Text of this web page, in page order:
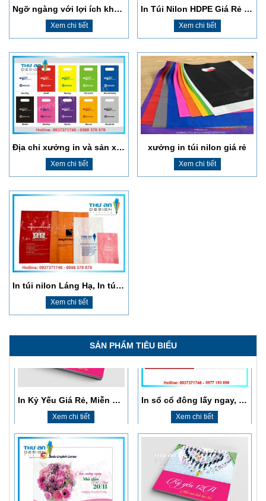
Ngỡ ngàng với lợi ích không ngờ của việc in túi nilon trong chiến lược kinh doanh
Xem chi tiết
In Túi Nilon HDPE Giá Rẻ Tại Ngã Tư Sở
Xem chi tiết
Địa chỉ xưởng in và sản xuất túi nilon dày dặn tại Đống Đa
Xem chi tiết
xưởng in túi nilon giá rẻ
Xem chi tiết
In túi nilon Láng Hạ, In túi nilon Ba Đình, In túi nilon chất lượng Ngã Tư Sở
Xem chi tiết
SẢN PHẨM TIÊU BIỂU
In sổ cổ đông lấy ngay, giá rẻ, chất lượng cao
Xem chi tiết
In Kỷ Yếu Giá Rẻ, Miễn Phí Thiết Kế, Giao Hàng Tận Nơi
Xem chi tiết Xem chi tiết